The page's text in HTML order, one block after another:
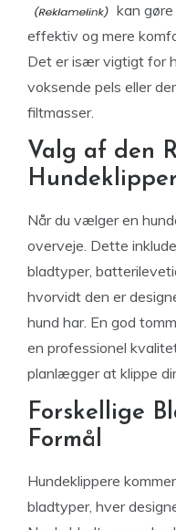
kan
effektiv og mere
Det er især vigtigt for
voksende pels eller
filtmasser.
Valg af den
Hundeklipper
Når du vælger en
overveje. Dette
bladtyper,
hvorvidt den er
hund har. En god
en professionel
planlægger at klippe
Forskellige
Formål
Hundeklippere
bladtyper, hver